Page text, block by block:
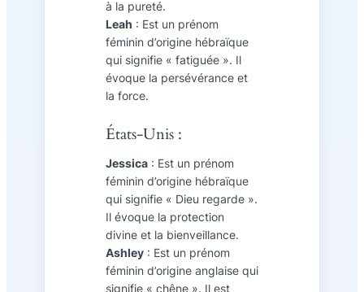
à la pureté.
Leah : Est un prénom
féminin d’origine hébraïque
qui signifie « fatiguée ». Il
évoque la persévérance et
la force.
États-Unis :
Jessica: Est un prénom
féminin d’origine hébraïque
qui signifie « Dieu regarde ».
Il évoque la protection
divine et la bienveillance.
Ashley: Est un prénom
féminin d’origine anglaise qui
signifie « chêne ». Il est